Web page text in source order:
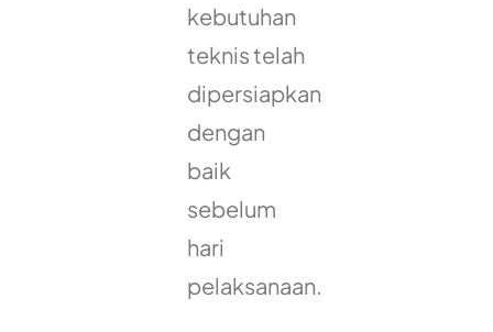
kebutuhan
teknis telah
dipersiapkan
dengan
baik
sebelum
hari
pelaksanaan.